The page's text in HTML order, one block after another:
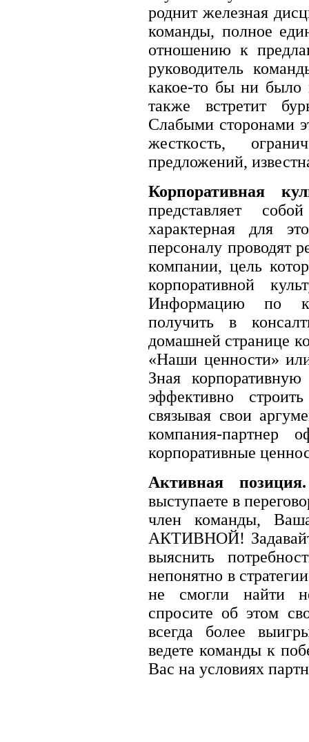
роднит железная
команды, полное
отношению к
руководитель
какое-то бы ни было
также встретит
Слабыми сторонами
жесткость,
предложений,
Корпоративная
представляет
характерная для
персоналу проводят
компании, цель
корпоративной
Информацию по
получить в
домашней странице
«Наши ценности»
Зная
эффективно
связывая свои
компания-партнер
корпоративные
Активная позиция.
выступаете в
член команды,
АКТИВНОЙ!
выяснить
непонятно в
не смогли найти
спросите об этом
всегда более
ведете команды к
Вас на условиях